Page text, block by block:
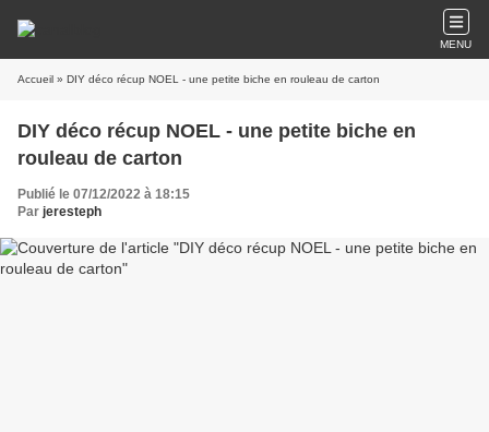
MENU
Accueil » DIY déco récup NOEL - une petite biche en rouleau de carton
DIY déco récup NOEL - une petite biche en
rouleau de carton
Publié le 07/12/2022 à 18:15
Par jeresteph